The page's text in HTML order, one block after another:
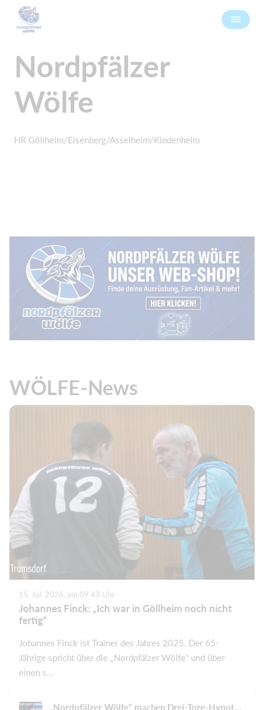
Nordpfälzer
Wölfe
HR Göllheim/Eisenberg/Asselheim/Kindenheim
WÖLFE-News
15. Jul. 2026, um 09.43 Uhr
Johannes Finck: „Ich war in Göllheim noch nicht
fertig“
Johannes Finck ist Trainer des Jahres 2025. Der 65-
Jährige spricht über die „Nordpfälzer Wölfe“ und über
einen s...